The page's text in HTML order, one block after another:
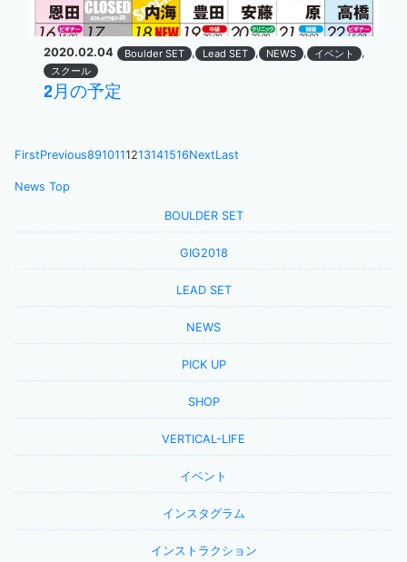
2020.02.04 Boulder SET , Lead SET , NEWS , イベント ,
スクール
2月の予定
FirstPrevious8910111213141516NextLast
News Top
BOULDER SET
GIG2018
LEAD SET
NEWS
PICK UP
SHOP
VERTICAL-LIFE
イベント
インスタグラム
インストラクション